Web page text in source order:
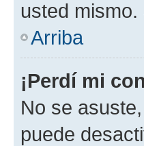
usted
Arriba
¡Perdí mi
No se
puede